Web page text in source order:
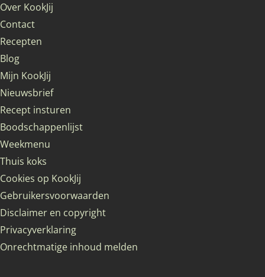
Over KookJij
Contact
Recepten
Blog
Mijn KookJij
Nieuwsbrief
Recept insturen
Boodschappenlijst
Weekmenu
Thuis koks
Cookies op KookJij
Gebruikersvoorwaarden
Disclaimer en copyright
Privacyverklaring
Onrechtmatige inhoud melden